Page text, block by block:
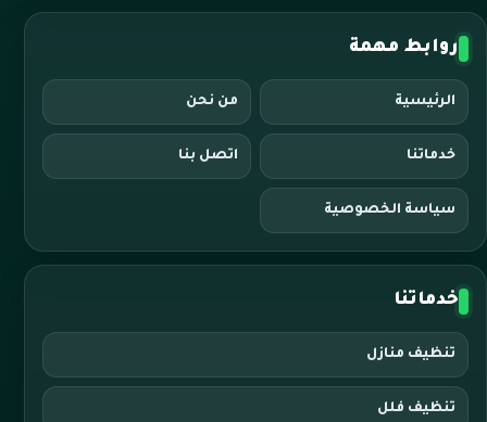
روابط مهمة
الرئيسية من نحن
خدماتنا اتصل بنا
سياسة الخصوصية
خدماتنا
تنظيف منازل
تنظيف فلل